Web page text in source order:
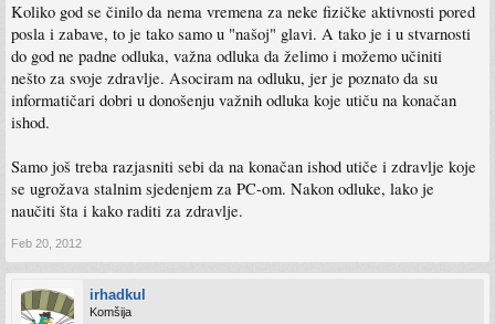
Koliko god se činilo da nema vremena za neke fizičke aktivnosti pored
posla i zabave, to je tako samo u "našoj" glavi. A tako je i u stvarnosti
do god ne padne odluka, važna odluka da želimo i možemo učiniti
nešto za svoje zdravlje. Asociram na odluku, jer je poznato da su
informatičari dobri u donošenju važnih odluka koje utiču na konačan
ishod.
Samo još treba razjasniti sebi da na konačan ishod utiče i zdravlje koje
se ugrožava stalnim sjedenjem za PC-om. Nakon odluke, lako je
naučiti šta i kako raditi za zdravlje.
Feb 20, 2012
irhadkul
Komšija